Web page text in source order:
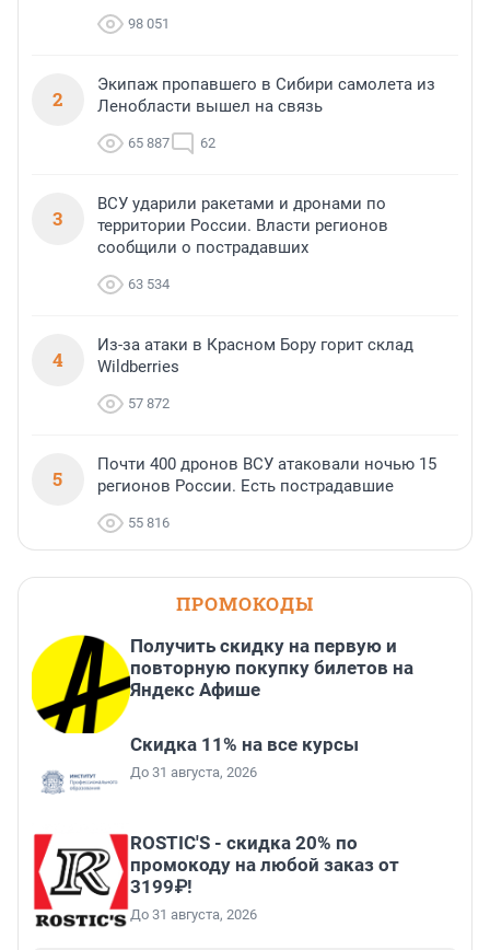
98 051
2
Экипаж пропавшего в Сибири самолета из
Ленобласти вышел на связь
65 887 62
3
ВСУ ударили ракетами и дронами по
территории России. Власти регионов
сообщили о пострадавших
63 534
4
Из-за атаки в Красном Бору горит склад
Wildberries
57 872
5
Почти 400 дронов ВСУ атаковали ночью 15
регионов России. Есть пострадавшие
55 816
ПРОМОКОДЫ
Получить скидку на первую и
повторную покупку билетов на
Яндекс Афише
Скидка 11% на все курсы
До 31 августа, 2026
ROSTIC'S - скидка 20% по
промокоду на любой заказ от
3199₽!
До 31 августа, 2026